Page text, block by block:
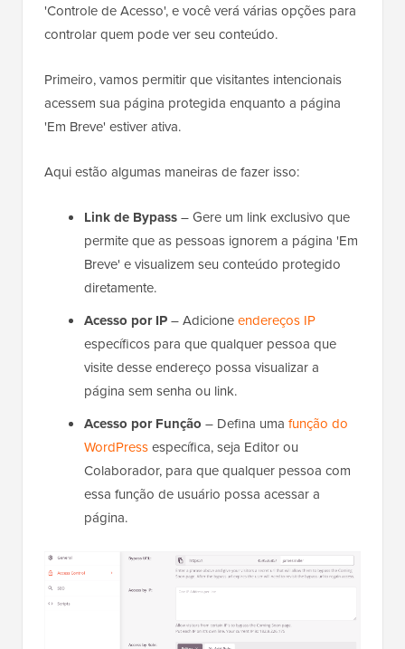
'Controle de Acesso', e você verá várias opções para
controlar quem pode ver seu conteúdo.
Primeiro, vamos permitir que visitantes intencionais
acessem sua página protegida enquanto a página
'Em Breve' estiver ativa.
Aqui estão algumas maneiras de fazer isso:
Link de Bypass– Gere um link exclusivo que
permite que as pessoas ignorem a página 'Em
Breve' e visualizem seu conteúdo protegido
diretamente.
Acesso por IP– Adicioneendereços IP
específicos para que qualquer pessoa que
visite desse endereço possa visualizar a
página sem senha ou link.
Acesso por Função – Defina uma função do
WordPressespecífica, seja Editor ou
Colaborador, para que qualquer pessoa com
essa função de usuário possa acessar a
página.